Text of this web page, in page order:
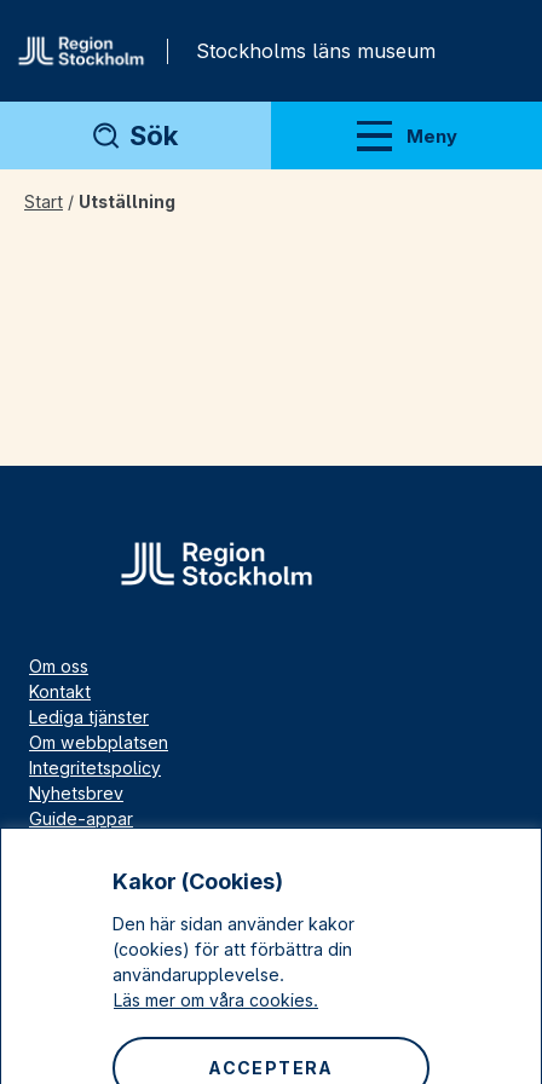
Kakor (Cookies)
Den här sidan använder kakor
(cookies) för att förbättra din
användarupplevelse.
Läs mer om våra cookies.
ACCEPTERA
Stockholms läns museum
Sök Meny
Visa meny
Start / Utställning
Om oss
Kontakt
Lediga tjänster
Om webbplatsen
Integritetspolicy
Nyhetsbrev
Guide-appar
Kulturarv Stockholm
Sociala medier
Instagram